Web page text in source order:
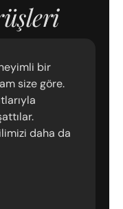
bir
size göre.
daha da